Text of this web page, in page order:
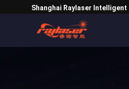
Shanghai Raylaser